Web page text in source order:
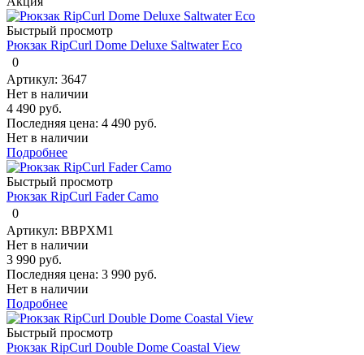
Быстрый просмотр
Рюкзак RipCurl Dome Deluxe Saltwater Eco
0
Артикул: 3647
Нет в наличии
4 490 руб.
Последняя цена: 4 490 руб.
Нет в наличии
Подробнее
Быстрый просмотр
Рюкзак RipCurl Fader Camo
0
Артикул: BBPXM1
Нет в наличии
3 990 руб.
Последняя цена: 3 990 руб.
Нет в наличии
Подробнее
Быстрый просмотр
Рюкзак RipCurl Double Dome Coastal View